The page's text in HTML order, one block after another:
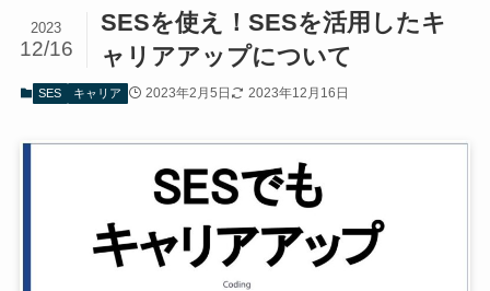
SESを使え！SESを活用したキ
ャリアアップについて
2023
12/16
SES キャリア 2023年2月5日 2023年12月16日